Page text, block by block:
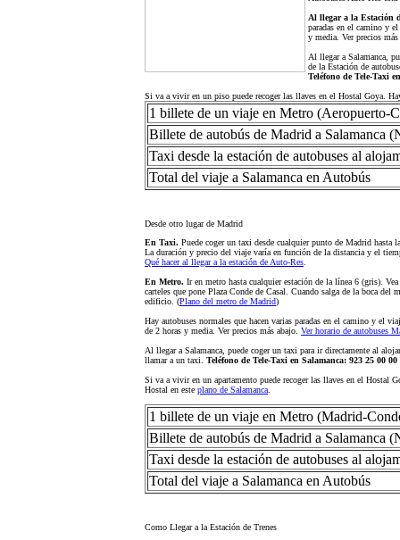
Al llegar a la Estación
paradas en el camino y
y media. Ver precios
Al llegar a Salamanca,
de la Estación de
Teléfono de Tele-Taxi
Si va a vivir en un piso puede recoger las llaves en el Hostal Goya.
1 billete de un viaje en Metro (Aeropuerto-
Billete de autobús de Madrid a Salamanca
Taxi desde la estación de autobuses al
Total del viaje a Salamanca en Autobús
Desde otro lugar de Madrid
En Taxi. Puede coger un taxi desde cualquier punto de Madrid hasta
La duración y precio del viaje varía en función de la distancia y el
Qué hacer al llegar a la estación de Auto-Res
En Metro. Ir en metro hasta cualquier estación de la línea 6 (gris).
carteles que pone Plaza Conde de Casal. Cuando salga de la boca
edificio. (Plano del metro de Madrid)
Hay autobuses normales que hacen varias paradas en el camino y el
de 2 horas y media. Ver precios más abajo. Ver horario de autobuses
Al llegar a Salamanca, puede coger un taxi para ir directamente al
llamar a un taxi. Teléfono de Tele-Taxi en Salamanca: 923 25 00 00
Si va a vivir en un apartamento puede recoger las llaves en el Hostal
Hostal en este plano de Salamanca
1 billete de un viaje en Metro (Madrid-
Billete de autobús de Madrid a Salamanca
Taxi desde la estación de autobuses al
Total del viaje a Salamanca en Autobús
Como Llegar a la Estación de Trenes